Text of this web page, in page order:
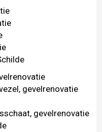
, gevelrenovatie
, gevelrenovatie